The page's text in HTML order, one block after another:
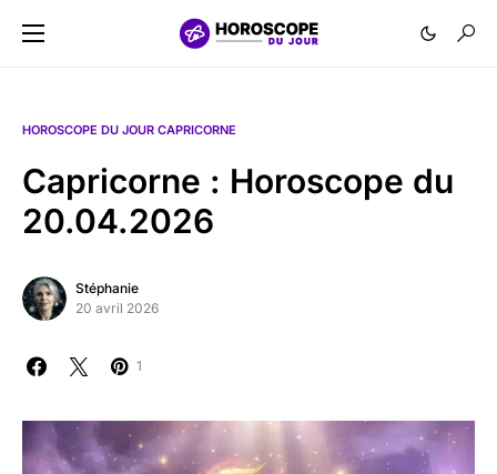
HOROSCOPE DU JOUR CAPRICORNE
Capricorne : Horoscope du
20.04.2026
Stéphanie
20 avril 2026
1